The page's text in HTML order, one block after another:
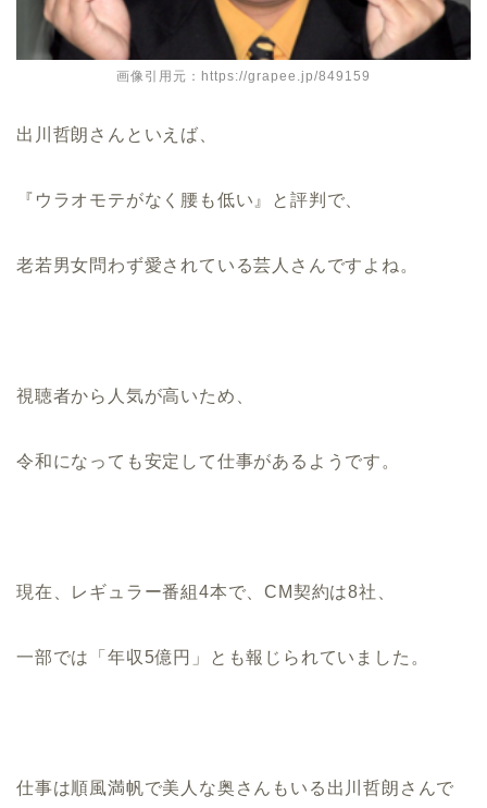
画像引用元：https://grapee.jp/849159
出川哲朗さんといえば、
『ウラオモテがなく腰も低い』と評判で、
老若男女問わず愛されている芸人さんですよね。
視聴者から人気が高いため、
令和になっても安定して仕事があるようです。
現在、レギュラー番組4本で、CM契約は8社、
一部では「年収5億円」とも報じられていました。
仕事は順風満帆で美人な奥さんもいる出川哲朗さんで